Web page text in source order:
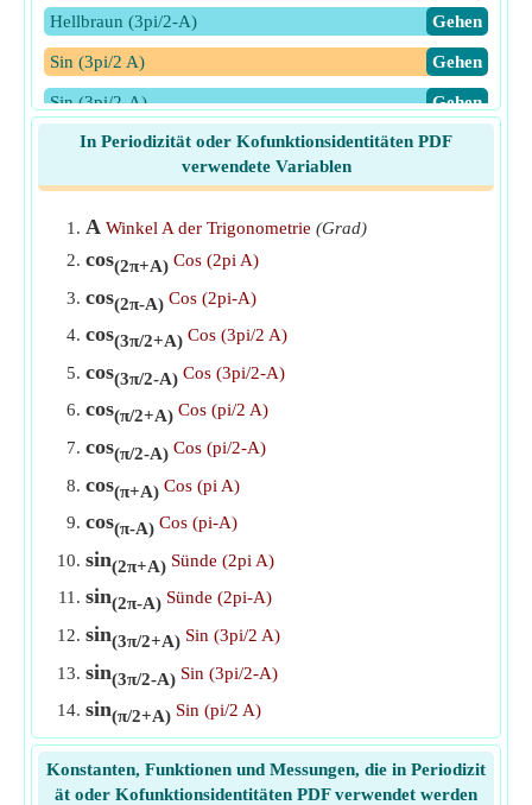
Hellbraun (3pi/2-A) ​Gehen
Sin (3pi/2 A) ​Gehen
Sin (3pi/2-A) ​Gehen
Sin (pi/2 A) ​Gehen
Sin (pi/2-A) ​Gehen
Sünde (2pi A)
Sünde (2pi-A)
Sünde (pi A)
Sünde (pi-A)
Tan (pi A)
Tan (pi/2 A)
Tan (pi/2-A)
Tan (pi-A)
In Periodizität oder Kofunktionsidentitäten PDF
verwendete Variablen
A Winkel A der Trigonometrie (Grad)
cos(2π+A) Cos (2pi A)
cos(2π-A) Cos (2pi-A)
cos(3π/2+A) Cos (3pi/2 A)
cos(3π/2-A) Cos (3pi/2-A)
cos(π/2+A) Cos (pi/2 A)
cos(π/2-A) Cos (pi/2-A)
cos(π+A) Cos (pi A)
cos(π-A) Cos (pi-A)
sin(2π+A) Sünde (2pi A)
sin(2π-A) Sünde (2pi-A)
sin(3π/2+A) Sin (3pi/2 A)
sin(3π/2-A) Sin (3pi/2-A)
sin(π/2+A) Sin (pi/2 A)
sin(π/2-A) Sin (pi/2-A)
sin (π+A) Sünde (pi A)
Konstanten, Funktionen und Messungen, die in Periodizit
ät oder Kofunktionsidentitäten PDF verwendet werden